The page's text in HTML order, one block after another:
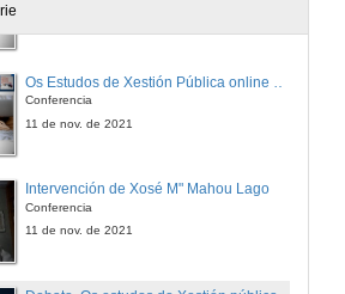
Conferencia
11 de nov. de 2021
Intervención de Xosé M" Mahou Lago
Conferencia
11 de nov. de 2021